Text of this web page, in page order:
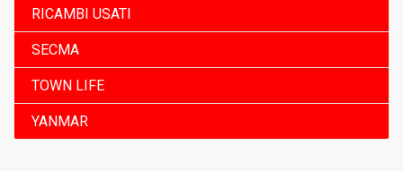
RICAMBI USATI
SECMA
TOWN LIFE
YANMAR